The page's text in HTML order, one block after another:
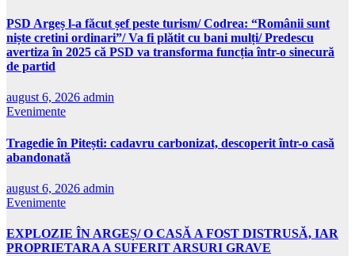
PSD Argeș l-a făcut șef peste turism/ Codrea: “Românii sunt
niște cretini ordinari”/ Va fi plătit cu bani mulți/ Predescu
avertiza în 2025 că PSD va transforma funcția într-o sinecură
de partid
august 6, 2026 admin
Evenimente
Tragedie în Pitești: cadavru carbonizat, descoperit într-o casă
abandonată
august 6, 2026 admin
Evenimente
EXPLOZIE ÎN ARGEȘ/ O CASĂ A FOST DISTRUSĂ, IAR
PROPRIETARA A SUFERIT ARSURI GRAVE